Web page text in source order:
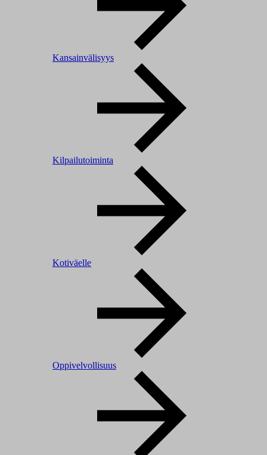
Kansainvälisyys
Kilpailutoiminta
Kotiväelle
Oppivelvollisuus